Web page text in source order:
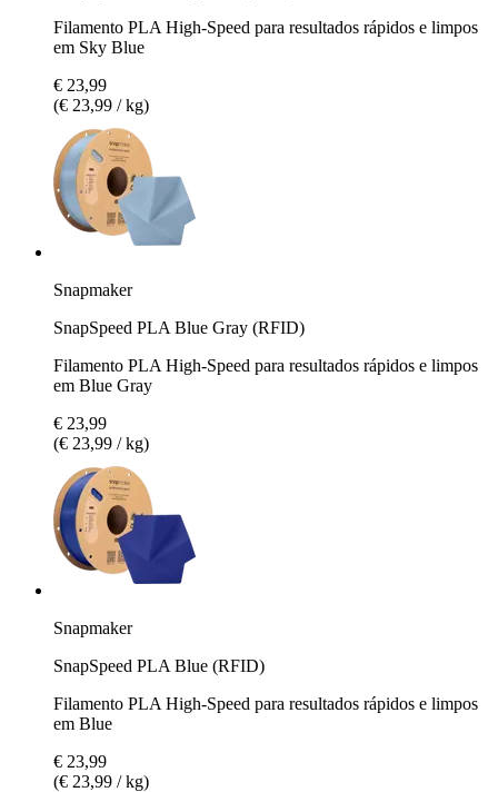
Filamento PLA High-Speed para resultados rápidos e limpos
em Sky Blue
€ 23,99
(€ 23,99 / kg)
Snapmaker
SnapSpeed PLA Blue Gray (RFID)
Filamento PLA High-Speed para resultados rápidos e limpos
em Blue Gray
€ 23,99
(€ 23,99 / kg)
Snapmaker
SnapSpeed PLA Blue (RFID)
Filamento PLA High-Speed para resultados rápidos e limpos
em Blue
€ 23,99
(€ 23,99 / kg)